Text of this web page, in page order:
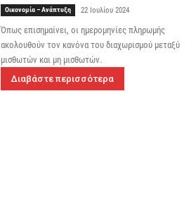
Οικονομία – Ανάπτυξη 22 Ιουλίου 2024
Όπως επισημαίνει, οι ημερομηνίες πληρωμής
ακολουθούν τον κανόνα του διαχωρισμού μεταξύ
μισθωτών και μη μισθωτών.
Διαβάστε περισσότερα